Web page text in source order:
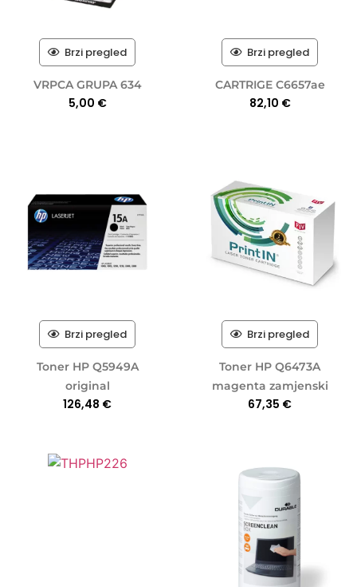
Brzi pregled
VRPCA GRUPA 634
5,00 €
Brzi pregled
CARTRIGE C6657ae
82,10 €
Brzi pregled
Toner HP Q5949A
original
126,48 €
Brzi pregled
Toner HP Q6473A
magenta zamjenski
67,35 €